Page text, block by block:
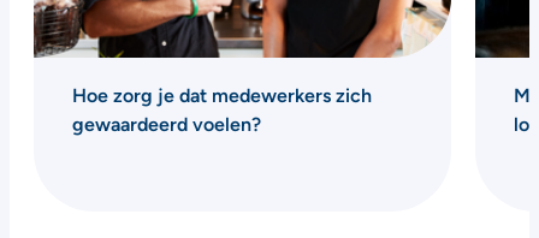
Hoe zorg je dat medewerkers zich
gewaardeerd voelen?